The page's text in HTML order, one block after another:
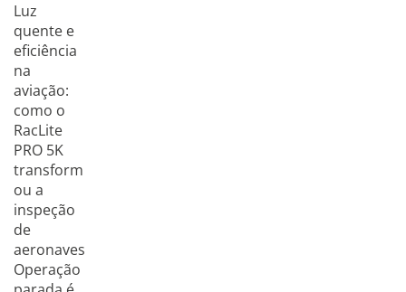
Luz
quente e
eficiência
na
aviação:
como o
RacLite
PRO 5K
transform
ou a
inspeção
de
aeronaves
Operação